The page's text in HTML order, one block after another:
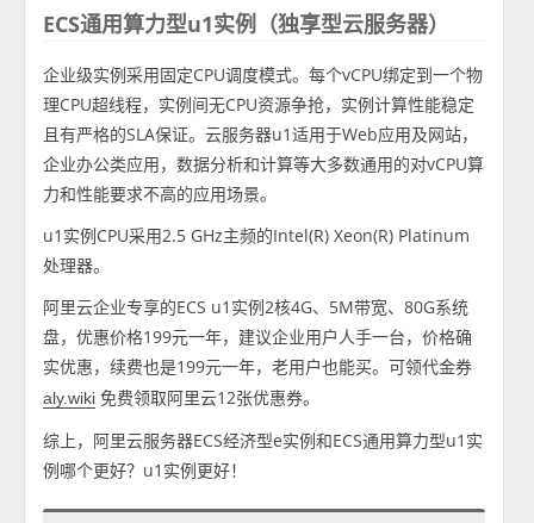
ECS通用算力型u1实例（独享型云服务器）
企业级实例采用固定CPU调度模式。每个vCPU绑定到一个物
理CPU超线程，实例间无CPU资源争抢，实例计算性能稳定
且有严格的SLA保证。云服务器u1适用于Web应用及网站，
企业办公类应用，数据分析和计算等大多数通用的对vCPU算
力和性能要求不高的应用场景。
u1实例CPU采用2.5 GHz主频的Intel(R) Xeon(R) Platinum
处理器。
阿里云企业专享的ECS u1实例2核4G、5M带宽、80G系统
盘，优惠价格199元一年，建议企业用户人手一台，价格确
实优惠，续费也是199元一年，老用户也能买。可领代金券
aly.wiki 免费领取阿里云12张优惠券。
综上，阿里云服务器ECS经济型e实例和ECS通用算力型u1实
例哪个更好？u1实例更好！